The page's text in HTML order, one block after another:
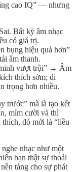
cao IQ” — nhưng
Bất kỳ âm nhạc
có giá trị.
bụng hiệu quả hơn”
âm thanh.
vượt trội” → Âm
thích sớm; di
trọng hơn nhiều.
trước” mà là tạo kết
mỉm cười và thì
thích, đó mới là “liều
nhạc như một
bạn thật sự thoải
tảng cho sự phát